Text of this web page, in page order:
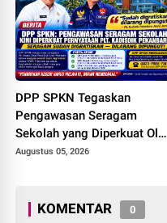
DPP SPKN Tegaskan
Pengawasan Seragam
Sekolah yang Diperkuat Oleh
Peryataan Plt. KADISDIK
Augustus 05, 2026
KOMENTAR 0